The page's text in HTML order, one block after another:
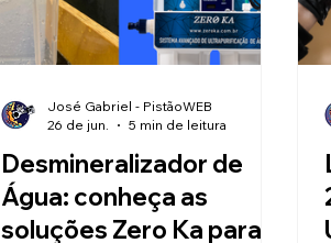
Desmineralizador de
Água: conheça as
soluções Zero Ka para
José Gabriel - PistãoWEB
26 de jun.
5 min de leitura